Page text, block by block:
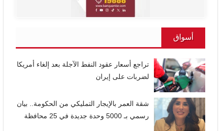
أسواق
تراجع أسعار عقود النفط الآجلة بعد إلغاء أمريكا
لضربات على إيران
شقة العمر بالإيجار التمليكي من الحكومة.. بيان
رسمي بـ 5000 وحدة جديدة في 25 محافظة